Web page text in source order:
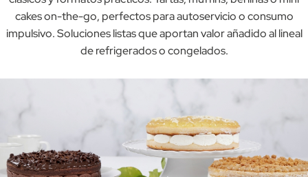
cakes on-the-go, perfectos para autoservicio o consumo
impulsivo. Soluciones listas que aportan valor añadido al lineal
de refrigerados o congelados.